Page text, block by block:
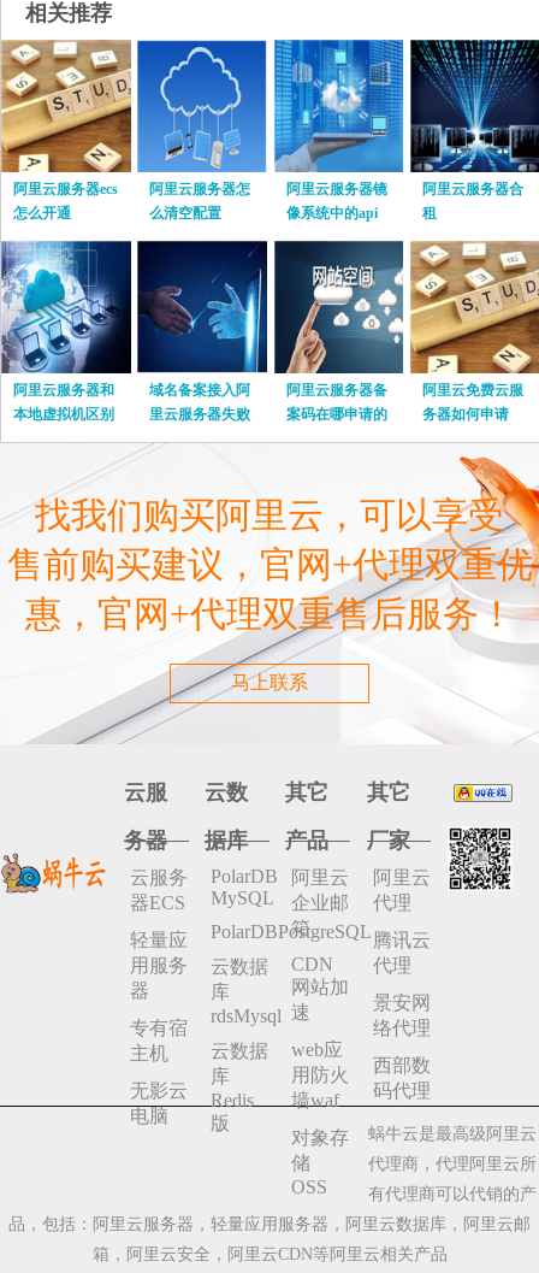
相关推荐
阿里云服务器ecs
怎么开通
阿里云服务器怎
么清空配置
阿里云服务器镜
像系统中的api
阿里云服务器合
租
阿里云服务器和
本地虚拟机区别
在哪里
域名备案接入阿
里云服务器失败
怎么办
阿里云服务器备
案码在哪申请的
阿里云免费云服
务器如何申请
找我们购买阿里云，可以享受
售前购买建议，官网+代理双重优
惠，官网+代理双重售后服务！
马上联系
云服
务器
云服务
器ECS
轻量应
用服务
器
专有宿
主机
无影云
电脑
云数
据库
PolarDB
MySQL
PolarDBPostgreSQL
云数据
库
rdsMysql
云数据
库
Redis
版
其它
产品
阿里云
企业邮
箱
CDN
网站加
速
web应
用防火
墙waf
对象存
储
OSS
其它
厂家
阿里云
代理
腾讯云
代理
景安网
络代理
西部数
码代理
蜗牛云是最高级阿里云
代理商，代理阿里云所
有代理商可以代销的产
品，包括：阿里云服务器，轻量应用服务器，阿里云数据库，阿里云邮
箱，阿里云安全，阿里云CDN等阿里云相关产品